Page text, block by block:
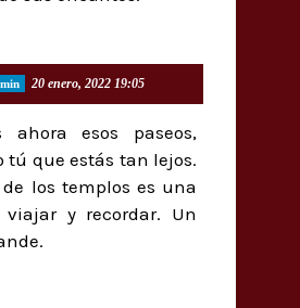
20 enero, 2022 19:05
ahora esos paseos,
tú que estás tan lejos.
los templos es una
y recordar. Un